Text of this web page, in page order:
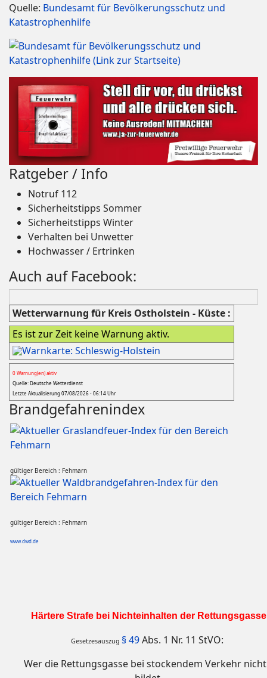
Quelle: Bundesamt für Bevölkerungsschutz und
Katastrophenhilfe
Ratgeber / Info
Notruf 112
Sicherheitstipps Sommer
Sicherheitstipps Winter
Verhalten bei Unwetter
Hochwasser / Ertrinken
Auch auf Facebook:
Wetterwarnung für Kreis Ostholstein - Küste :
Es ist zur Zeit keine Warnung aktiv.
0 Warnung(en) aktiv
Quelle: Deutsche Wetterdienst
Letzte Aktualisierung 07/08/2026 - 06:14 Uhr
Brandgefahrenindex
gültiger Bereich : Fehmarn
gültiger Bereich : Fehmarn
www.dwd.de
Härtere Strafe bei Nichteinhalten der Rettungsgasse
Gesetzesauszug § 49Abs. 1 Nr. 11 StVO:
Wer die Rettungsgasse bei stockendem Verkehr